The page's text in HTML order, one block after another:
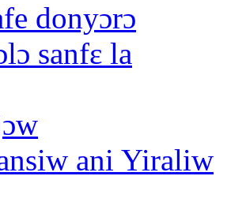
donyɔrɔ
sanfɛ la
ani Yiraliw